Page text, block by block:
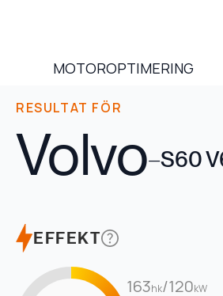
MOTOROPTIMERING
RESULTAT FÖR
Volvo–S60
EFFEKT
163hk/120kW